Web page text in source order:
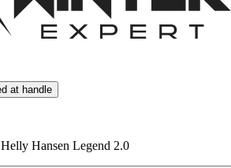
at handle
Hansen Legend 2.0